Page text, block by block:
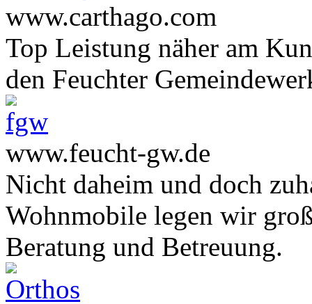
www.carthago.com
Top Leistung näher am
den Feuchter
www.feucht-gw.de
Nicht daheim und doch
Wohnmobile legen wir
Beratung und Betreuung.